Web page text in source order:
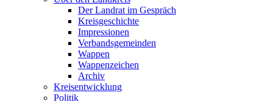
Der Landrat im Gespräch
Kreisgeschichte
Impressionen
Verbandsgemeinden
Wappen
Wappenzeichen
Archiv
Kreisentwicklung
Politik